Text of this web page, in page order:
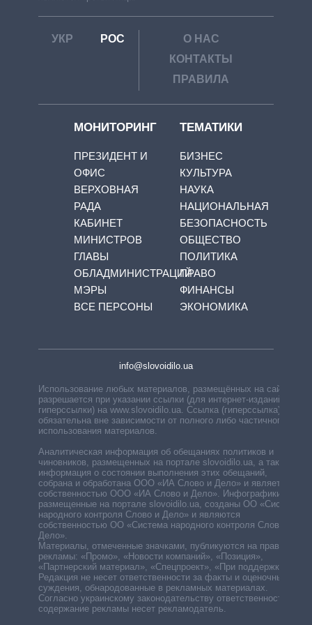
УКР РОС
О НАС
КОНТАКТЫ
ПРАВИЛА
МОНИТОРИНГ
ПРЕЗИДЕНТ И
ОФИС
ВЕРХОВНАЯ
РАДА
КАБИНЕТ
МИНИСТРОВ
ГЛАВЫ
ОБЛАДМИНИСТРАЦИЙ
МЭРЫ
ВСЕ ПЕРСОНЫ
ТЕМАТИКИ
БИЗНЕС
КУЛЬТУРА
НАУКА
НАЦИОНАЛЬНАЯ
БЕЗОПАСНОСТЬ
ОБЩЕСТВО
ПОЛИТИКА
ПРАВО
ФИНАНСЫ
ЭКОНОМИКА
info@slovoidilo.ua
Использование любых материалов, размещённых на сайте,
разрешается при указании ссылки (для интернет-изданий —
гиперссылки) на www.slovoidilo.ua. Ссылка (гиперссылка)
обязательна вне зависимости от полного либо частичного
использования материалов.
Аналитическая информация об обещаниях политиков и
чиновников, размещенных на портале slovoidilo.ua, а также
информация о состоянии выполнения этих обещаний,
собрана и обработана ООО «ИА Слово и Дело» и является
собственностью ООО «ИА Слово и Дело». Инфографики,
размещенные на портале slovoidilo.ua, созданы ОО «Система
народного контроля Слово и Дело» и являются
собственностью ОО «Система народного контроля Слово и
Дело».
Материалы, отмеченные значками, публикуются на правах
рекламы: «Промо», «Новости компаний», «Позиция»,
«Партнерский материал», «Спецпроект», «При поддержке».
Редакция не несет ответственности за факты и оценочные
суждения, обнародованные в рекламных материалах.
Согласно украинскому законодательству ответственность за
содержание рекламы несет рекламодатель.